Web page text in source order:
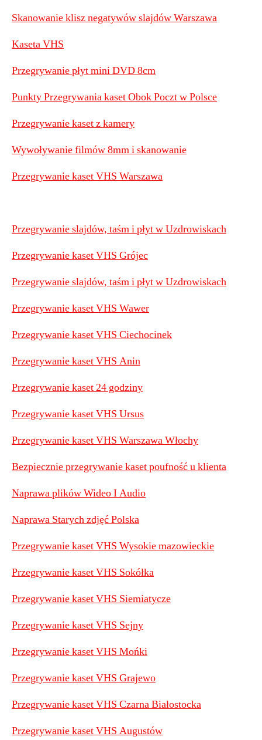
Skanowanie klisz negatywów slajdów Warszawa
Kaseta VHS
Przegrywanie płyt mini DVD 8cm
Punkty Przegrywania kaset Obok Poczt w Polsce
Przegrywanie kaset z kamery
Wywoływanie filmów 8mm i skanowanie
Przegrywanie kaset VHS Warszawa
Przegrywanie slajdów, taśm i płyt w Uzdrowiskach
Przegrywanie kaset VHS Grójec
Przegrywanie slajdów, taśm i płyt w Uzdrowiskach
Przegrywanie kaset VHS Wawer
Przegrywanie kaset VHS Ciechocinek
Przegrywanie kaset VHS Anin
Przegrywanie kaset 24 godziny
Przegrywanie kaset VHS Ursus
Przegrywanie kaset VHS Warszawa Włochy
Bezpiecznie przegrywanie kaset poufność u klienta
Naprawa plików Wideo I Audio
Naprawa Starych zdjęć Polska
Przegrywanie kaset VHS Wysokie mazowieckie
Przegrywanie kaset VHS Sokółka
Przegrywanie kaset VHS Siemiatycze
Przegrywanie kaset VHS Sejny
Przegrywanie kaset VHS Mońki
Przegrywanie kaset VHS Grajewo
Przegrywanie kaset VHS Czarna Białostocka
Przegrywanie kaset VHS Augustów